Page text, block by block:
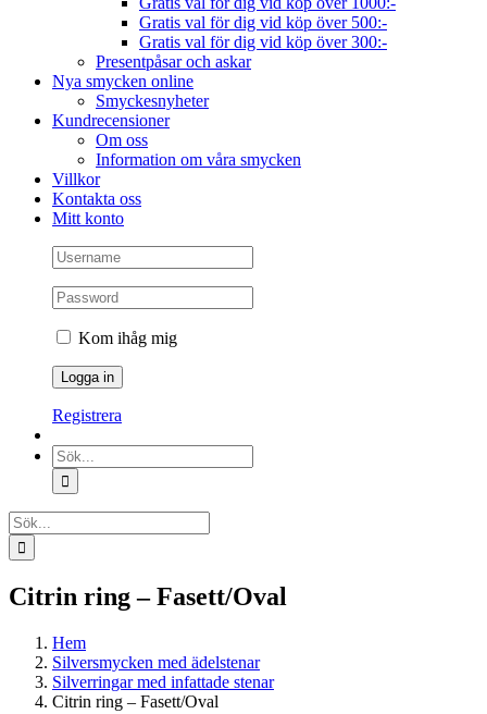
Gratis val för dig vid köp över 500:-
Gratis val för dig vid köp över 300:-
Presentpåsar och askar
Nya smycken online
Smyckesnyheter
Kundrecensioner
Om oss
Information om våra smycken
Villkor
Kontakta oss
Mitt konto
Kom ihåg mig
Registrera
Sök
efter:
Sök
efter:
Citrin ring – Fasett/Oval
Hem
Silversmycken med ädelstenar
Silverringar med infattade stenar
Citrin ring – Fasett/Oval